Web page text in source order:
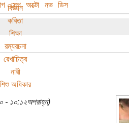
বিজ্ঞান
কবিতা
শিক্ষা
রম্যরচনা
রেখাচিত্র
নারী
শিশু অধিকার
সেপ অক্টো নভ ডিস
- ১০:১২অপরাহ্ন)